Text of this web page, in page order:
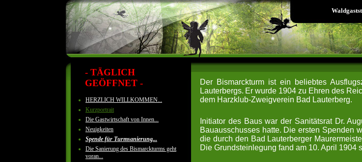
- TÄGLICH
GEÖFFNET -
HERZLICH WILLKOMMEN...
Kurzportrait
Die Gastwirtschaft von Innen...
Neuigkeiten
Spende für Turmsanierung...
Die Sanierung des Bismarckturms geht
voran...
Der Bismarckturm ist ein beliebtes
Lauterbergs. Er wurde 1904 zu Ehren des
dem Harzklub-Zweigverein Bad Lauterberg.
Initiator des Baus war der Sanitätsrat Dr.
Bauausschusses hatte. Die ersten Spenden
die durch den Bad Lauterberger
Die Grundsteinlegung fand am 10. April 1904